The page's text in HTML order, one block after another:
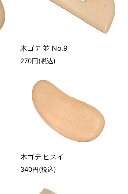
木ゴテ 並 No.9
270円(税込)
木ゴテ ヒスイ
340円(税込)